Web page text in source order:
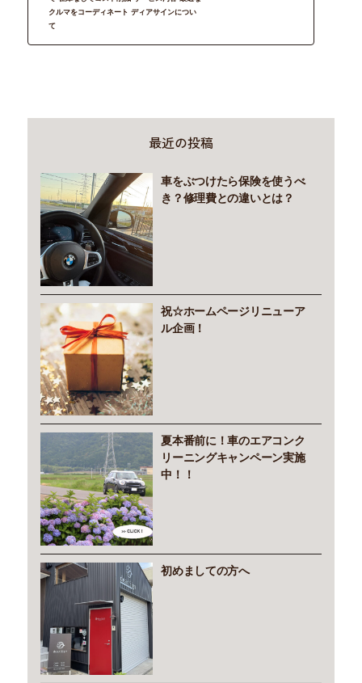
クルマをコーディネート ディアサインについ
て
最近の投稿
車をぶつけたら保険を使うべ
き？修理費との違いとは？
祝☆ホームページリニューア
ル企画！
夏本番前に！車のエアコンク
リーニングキャンペーン実施
中！！
初めましての方へ